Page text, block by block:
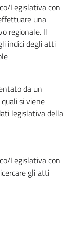
Legislativa con
una
regionale. Il
indici degli atti
da un
si viene
legislativa della
Legislativa con
gli atti